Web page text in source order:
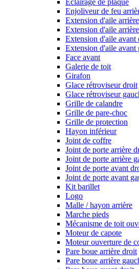
Eclairage de plaque
Enjoliveur de feu
Extension d'aile
Extension d'aile
Extension d'aile avant
Extension d'aile avant
Face avant
Galerie de toit
Girafon
Glace rétroviseur droit
Glace rétroviseur
Grille de calandre
Grille de pare-choc
Grille de protection
Hayon inférieur
Joint de coffre
Joint de porte arrière
Joint de porte arrière
Joint de porte avant
Joint de porte avant
Kit barillet
Logo
Malle / hayon arrière
Marche pieds
Mécanisme de toit
Moteur de capote
Moteur ouverture de
Pare boue arrière droit
Pare boue arrière